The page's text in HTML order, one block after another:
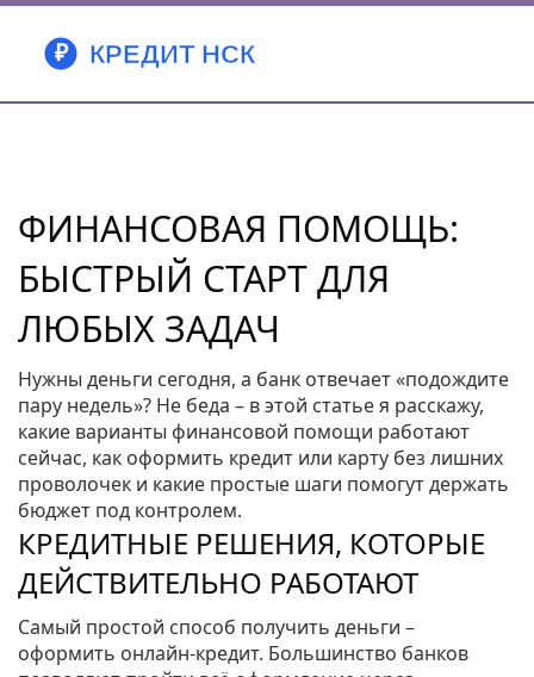
ФИНАНСОВАЯ ПОМОЩЬ:
БЫСТРЫЙ СТАРТ ДЛЯ
ЛЮБЫХ ЗАДАЧ
Нужны деньги сегодня, а банк отвечает «подождите
пару недель»? Не беда – в этой статье я расскажу,
какие варианты финансовой помощи работают
сейчас, как оформить кредит или карту без лишних
проволочек и какие простые шаги помогут держать
бюджет под контролем.
КРЕДИТНЫЕ РЕШЕНИЯ, КОТОРЫЕ
ДЕЙСТВИТЕЛЬНО РАБОТАЮТ
Самый простой способ получить деньги –
оформить онлайн‑кредит. Большинство банков